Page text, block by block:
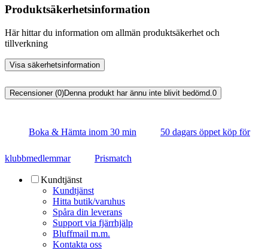
Produktsäkerhetsinformation
Här hittar du information om allmän produktsäkerhet och
tillverkning
Visa säkerhetsinformation
Recensioner (0)Denna produkt har ännu inte blivit bedömd. 0
Boka & Hämta inom 30 min 50 dagars öppet köp för
klubbmedlemmar Prismatch
Kundtjänst
Kundtjänst
Hitta butik/varuhus
Spåra din leverans
Support via fjärrhjälp
Bluffmail m.m.
Kontakta oss